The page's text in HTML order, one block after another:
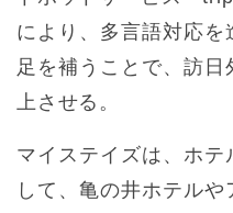
により、多言語対応
足を補うことで、訪日
上させる。
マイステイズは、ホテ
して、亀の井ホテル